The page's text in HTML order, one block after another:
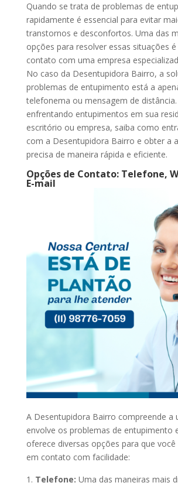
Quando se trata de problemas de
rapidamente é essencial para evitar
transtornos e desconfortos. Uma das
opções para resolver essas situações
contato com uma empresa
No caso da Desentupidora Bairro, a
problemas de entupimento está a
telefonema ou mensagem de
enfrentando entupimentos em sua
escritório ou empresa, saiba como
com a Desentupidora Bairro e obter a
precisa de maneira rápida e eficiente.
Opções de Contato: Telefone,
E-mail
A Desentupidora Bairro compreende a
envolve os problemas de entupimento
oferece diversas opções para que
em contato com facilidade:
Telefone: Uma das maneiras mais